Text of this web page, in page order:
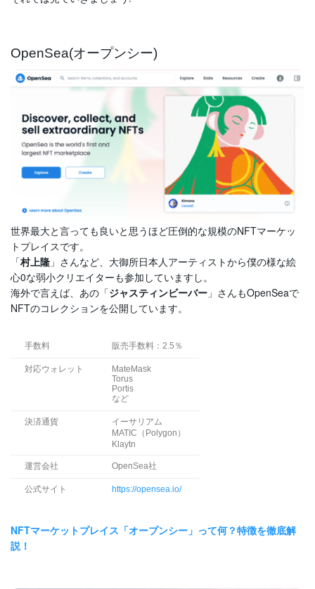
OpenSea(オープンシー)
世界最大と言っても良いと思うほど圧倒的な規模のNFTマーケッ
トプレイスです。
「村上隆 」さんなど、大御所日本人アーティストから僕の様な絵
心0な弱小クリエイターも参加していますし。
海外で言えば、あの「ジャスティンビーバー 」さんもOpenSeaで
NFTのコレクションを公開しています。
手数料 販売手数料：2.5％
対応ウォレット
MateMask
Torus
Portis
など
決済通貨
イーサリアム
MATIC（Polygon）
Klaytn
運営会社 OpenSea社
公式サイト https://opensea.io/
NFTマーケットプレイス「オープンシー」って何？特徴を徹底解
説！